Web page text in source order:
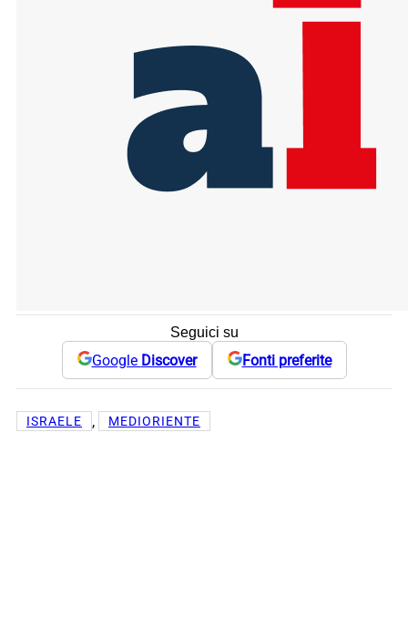
Seguici su
Google Discover Fonti preferite
ISRAELE , MEDIORIENTE